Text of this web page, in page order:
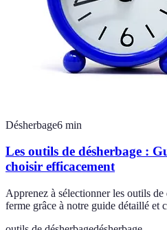
Désherbage6 min
Les outils de désherbage :
choisir efficacement
Apprenez à sélectionner les outils
ferme grâce à notre guide détaillé et